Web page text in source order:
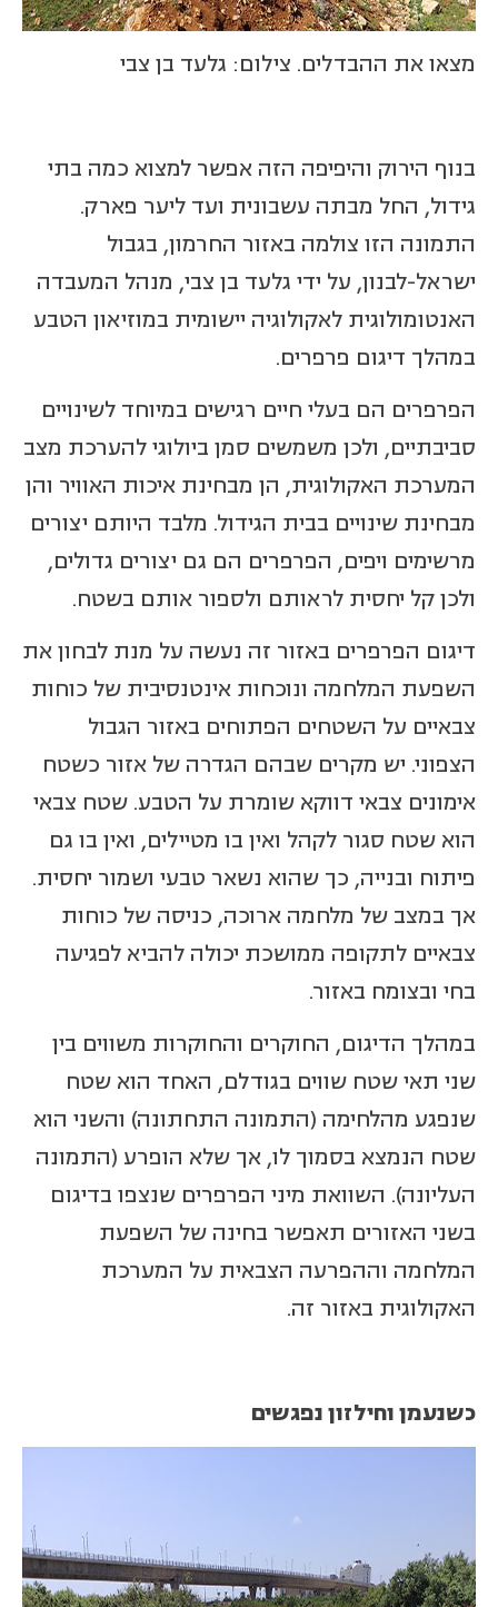
מצאו את ההבדלים. צילום: גלעד בן צבי
בנוף הירוק והיפיפה הזה אפשר למצוא כמה בתי
גידול, החל מבתה עשבונית ועד ליער פארק.
התמונה הזו צולמה באזור החרמון, בגבול
ישראל-לבנון, על ידי גלעד בן צבי, מנהל המעבדה
האנטומולוגית לאקולוגיה יישומית במוזיאון הטבע
במהלך דיגום פרפרים.
הפרפרים הם בעלי חיים רגישים במיוחד לשינויים
סביבתיים, ולכן משמשים סמן ביולוגי להערכת מצב
המערכת האקולוגית, הן מבחינת איכות האוויר והן
מבחינת שינויים בבית הגידול. מלבד היותם יצורים
מרשימים ויפים, הפרפרים הם גם יצורים גדולים,
ולכן קל יחסית לראותם ולספור אותם בשטח.
דיגום הפרפרים באזור זה נעשה על מנת לבחון את
השפעת המלחמה ונוכחות אינטנסיבית של כוחות
צבאיים על השטחים הפתוחים באזור הגבול
הצפוני. יש מקרים שבהם הגדרה של אזור כשטח
אימונים צבאי דווקא שומרת על הטבע. שטח צבאי
הוא שטח סגור לקהל ואין בו מטיילים, ואין בו גם
פיתוח ובנייה, כך שהוא נשאר טבעי ושמור יחסית.
אך במצב של מלחמה ארוכה, כניסה של כוחות
צבאיים לתקופה ממושכת יכולה להביא לפגיעה
בחי ובצומח באזור.
במהלך הדיגום, החוקרים והחוקרות משווים בין
שני תאי שטח שווים בגודלם, האחד הוא שטח
שנפגע מהלחימה (התמונה התחתונה) והשני הוא
שטח הנמצא בסמוך לו, אך שלא הופרע (התמונה
העליונה). השוואת מיני הפרפרים שנצפו בדיגום
בשני האזורים תאפשר בחינה של השפעת
המלחמה וההפרעה הצבאית על המערכת
האקולוגית באזור זה.
כשנעמן וחילזון נפגשים